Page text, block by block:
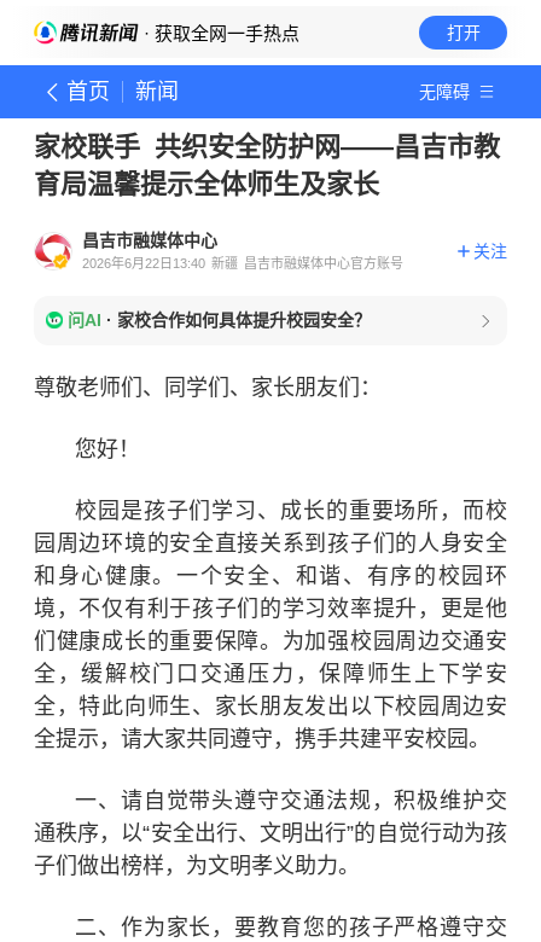
· 获取全网一手热点 打开
首页 新闻 无障碍
家校联手 共织安全防护网——昌吉市教
育局温馨提示全体师生及家长
昌吉市融媒体中心
2026年6月22日13:40 新疆 昌吉市融媒体中心官方账号
关注
问AI · 家校合作如何具体提升校园安全？
尊敬老师们、同学们、家长朋友们：
您好！
校园是孩子们学习、成长的重要场所，而校
园周边环境的安全直接关系到孩子们的人身安全
和身心健康。一个安全、和谐、有序的校园环
境，不仅有利于孩子们的学习效率提升，更是他
们健康成长的重要保障。为加强校园周边交通安
全，缓解校门口交通压力，保障师生上下学安
全，特此向师生、家长朋友发出以下校园周边安
全提示，请大家共同遵守，携手共建平安校园。
一、请自觉带头遵守交通法规，积极维护交
通秩序，以“安全出行、文明出行”的自觉行动为孩
子们做出榜样，为文明孝义助力。
二、作为家长，要教育您的孩子严格遵守交